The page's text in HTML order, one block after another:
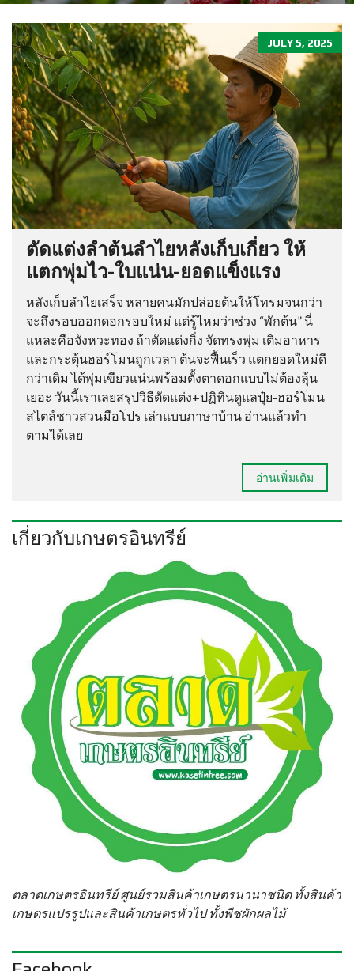
JULY 5, 2025
ตัดแต่งลำต้นลำไยหลังเก็บเกี่ยว ให้
แตกพุ่มไว-ใบแน่น-ยอดแข็งแรง
หลังเก็บลำไยเสร็จ หลายคนมักปล่อยต้นให้โทรมจนกว่า
จะถึงรอบออกดอกรอบใหม่ แต่รู้ไหมว่าช่วง “พักต้น” นี่
แหละคือจังหวะทอง ถ้าตัดแต่งกิ่ง จัดทรงพุ่ม เติมอาหาร
และกระตุ้นฮอร์โมนถูกเวลา ต้นจะฟื้นเร็ว แตกยอดใหม่ดี
กว่าเดิม ได้พุ่มเขียวแน่นพร้อมตั้งตาดอกแบบไม่ต้องลุ้น
เยอะ วันนี้เราเลยสรุปวิธีตัดแต่ง+ปฏิทินดูแลปุ๋ย-ฮอร์โมน
สไตล์ชาวสวนมือโปร เล่าแบบภาษาบ้าน อ่านแล้วทำ
ตามได้เลย
อ่านเพิ่มเติม
เกี่ยวกับเกษตรอินทรีย์
ตลาดเกษตรอินทรีย์ ศูนย์รวมสินค้าเกษตรนานาชนิด ทั้งสินค้า
เกษตรแปรรูปและสินค้าเกษตรทั่วไป ทั้งพืชผักผลไม้